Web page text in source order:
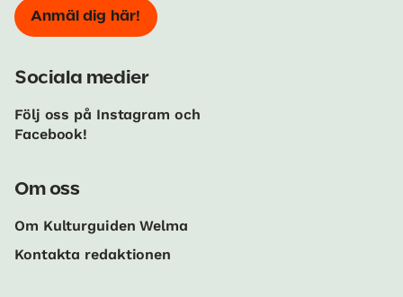
Anmäl dig här!
Sociala medier
Följ oss på Instagram och
Facebook!
Om oss
Om Kulturguiden Welma
Kontakta redaktionen